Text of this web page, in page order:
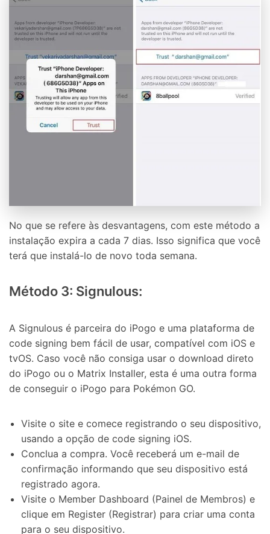
Controle seu celular com Dr.Fone
50M+ usuários, 17+ anos
No que se refere às desvantagens, com este método a
instalação expira a cada 7 dias. Isso significa que você
terá que instalá-lo de novo toda semana.
Método 3: Signulous:
A Signulous é parceira do iPogo e uma plataforma de
code signing bem fácil de usar, compatível com iOS e
tvOS. Caso você não consiga usar o download direto
do iPogo ou o Matrix Installer, esta é uma outra forma
de conseguir o iPogo para Pokémon GO.
Visite o site e comece registrando o seu dispositivo,
usando a opção de code signing iOS.
Conclua a compra. Você receberá um e-mail de
confirmação informando que seu dispositivo está
registrado agora.
Visite o Member Dashboard (Painel de Membros) e
clique em Register (Registrar) para criar uma conta
para o seu dispositivo.